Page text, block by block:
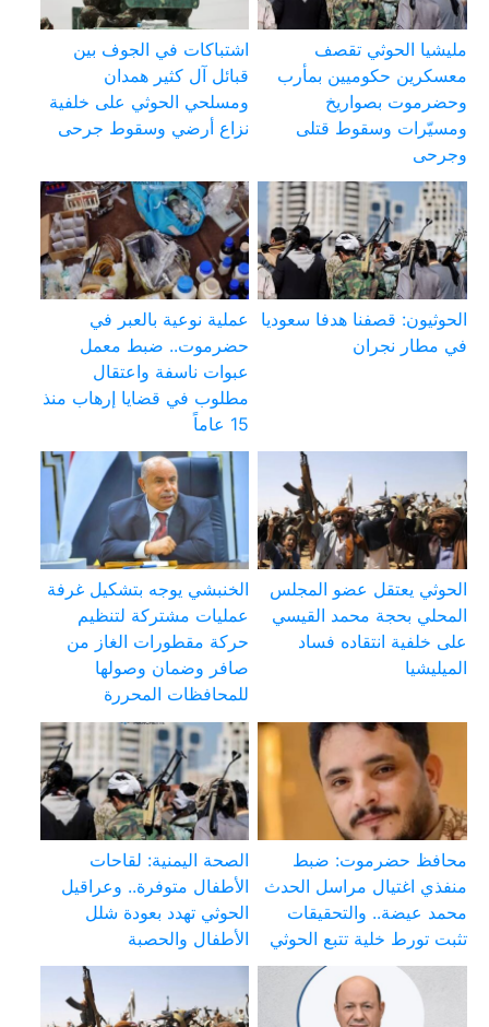
مليشيا الحوثي تقصف
معسكرين حكوميين بمأرب
وحضرموت بصواريخ
ومسيّرات وسقوط قتلى
وجرحى
اشتباكات في الجوف بين
قبائل آل كثير همدان
ومسلحي الحوثي على خلفية
نزاع أرضي وسقوط جرحى
الحوثيون: قصفنا هدفا سعوديا
في مطار نجران
عملية نوعية بالعبر في
حضرموت.. ضبط معمل
عبوات ناسفة واعتقال
مطلوب في قضايا إرهاب منذ
15 عاماً
الحوثي يعتقل عضو المجلس
المحلي بحجة محمد القيسي
على خلفية انتقاده فساد
الميليشيا
الخنبشي يوجه بتشكيل غرفة
عمليات مشتركة لتنظيم
حركة مقطورات الغاز من
صافر وضمان وصولها
للمحافظات المحررة
محافظ حضرموت: ضبط
منفذي اغتيال مراسل الحدث
محمد عيضة.. والتحقيقات
تثبت تورط خلية تتبع الحوثي
الصحة اليمنية: لقاحات
الأطفال متوفرة.. وعراقيل
الحوثي تهدد بعودة شلل
الأطفال والحصبة